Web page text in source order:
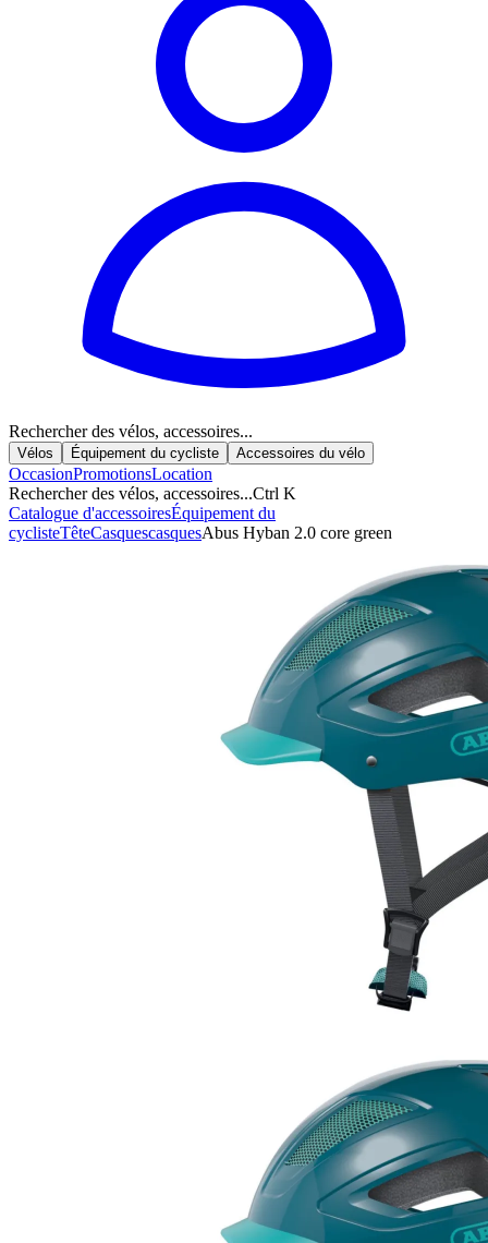
Rechercher des vélos, accessoires...
Vélos Équipement du cycliste Accessoires du vélo
OccasionPromotionsLocation
Rechercher des vélos, accessoires...Ctrl K
Catalogue d'accessoiresÉquipement du
cyclisteTêteCasquescasquesAbus Hyban 2.0 core green